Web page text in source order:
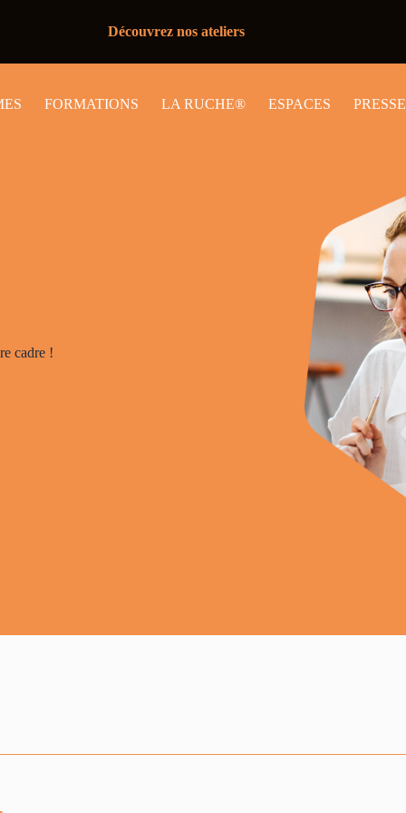
Découvrez nos ateliers
FORMATIONS LA RUCHE® ESPACES PRESSE
cadre !